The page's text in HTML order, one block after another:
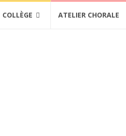
COLLÈGE ATELIER CHORALE